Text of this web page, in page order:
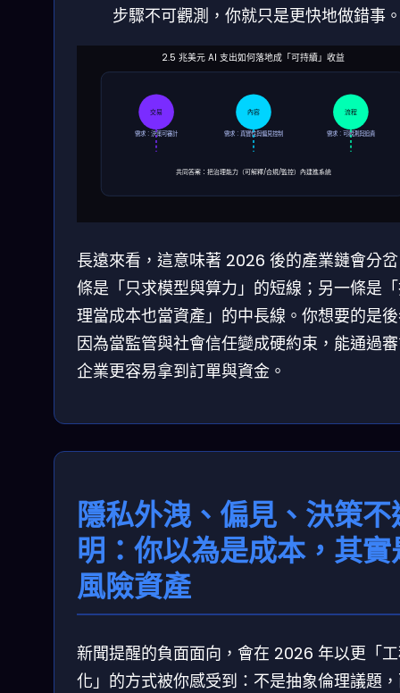
步驟不可觀測，你就只是更快地做錯事
2.5 兆美元 AI 支出如何落地成「可持續」收益
交易
需求：決策可審計
內容
需求：真實性與偏見控制
流程
需求：可觀測與追責
共同答案：把治理能力（可解釋/合規/監控）內建進系統
長遠來看，這意味著 2026 後的產業鏈會分
條是「只求模型與算力」的短線；另一條是
理當成本也當資產」的中長線。你想要的是
因為當監管與社會信任變成硬約束，能通過
企業更容易拿到訂單與資金。
隱私外洩、偏見、決策不
明：你以為是成本，其實
風險資產
新聞提醒的負面面向，會在 2026 年以更「
化」的方式被你感受到：不是抽象倫理議題